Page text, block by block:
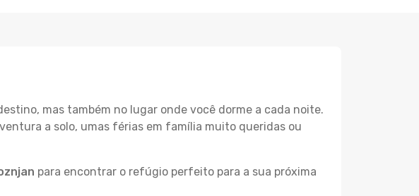
mas também no lugar onde você dorme a cada noite.
a solo, umas férias em família muito queridas ou
para encontrar o refúgio perfeito para a sua próxima